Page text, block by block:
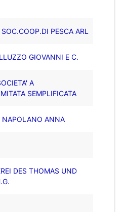
PESCA ARL
GIOVANNI E C.
A
SEMPLIFICATA
NAPOLANO ANNA
DES THOMAS UND